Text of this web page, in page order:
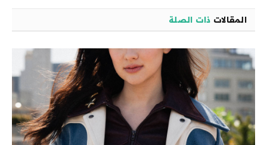
المقالات ذات الصلة